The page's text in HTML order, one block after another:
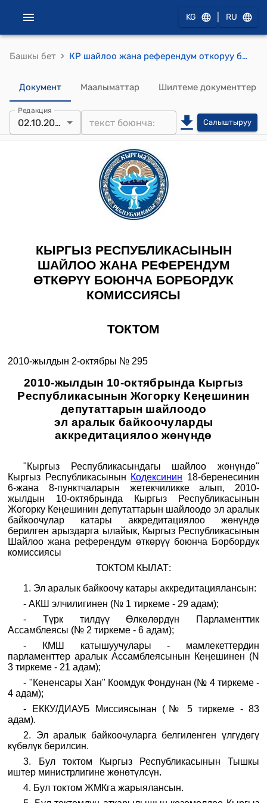
KG RU
Башкы бет › КР шайлоо жана референдум откоруу боюнча Борбордук комиссиясынын 2010-жылдын 2-октябрындагы № 295 "2010-жылдын 10-октябрында Кыргыз Республикасынын Жогорку Кеңешинин депутаттарын шайлоодо эл аралык байкоочуларды аккредитациялоо жөнүндө" токтому
Документ Маалыматтар Шилтеме документтер
Редакция
02.10.2010 Салыштыруу